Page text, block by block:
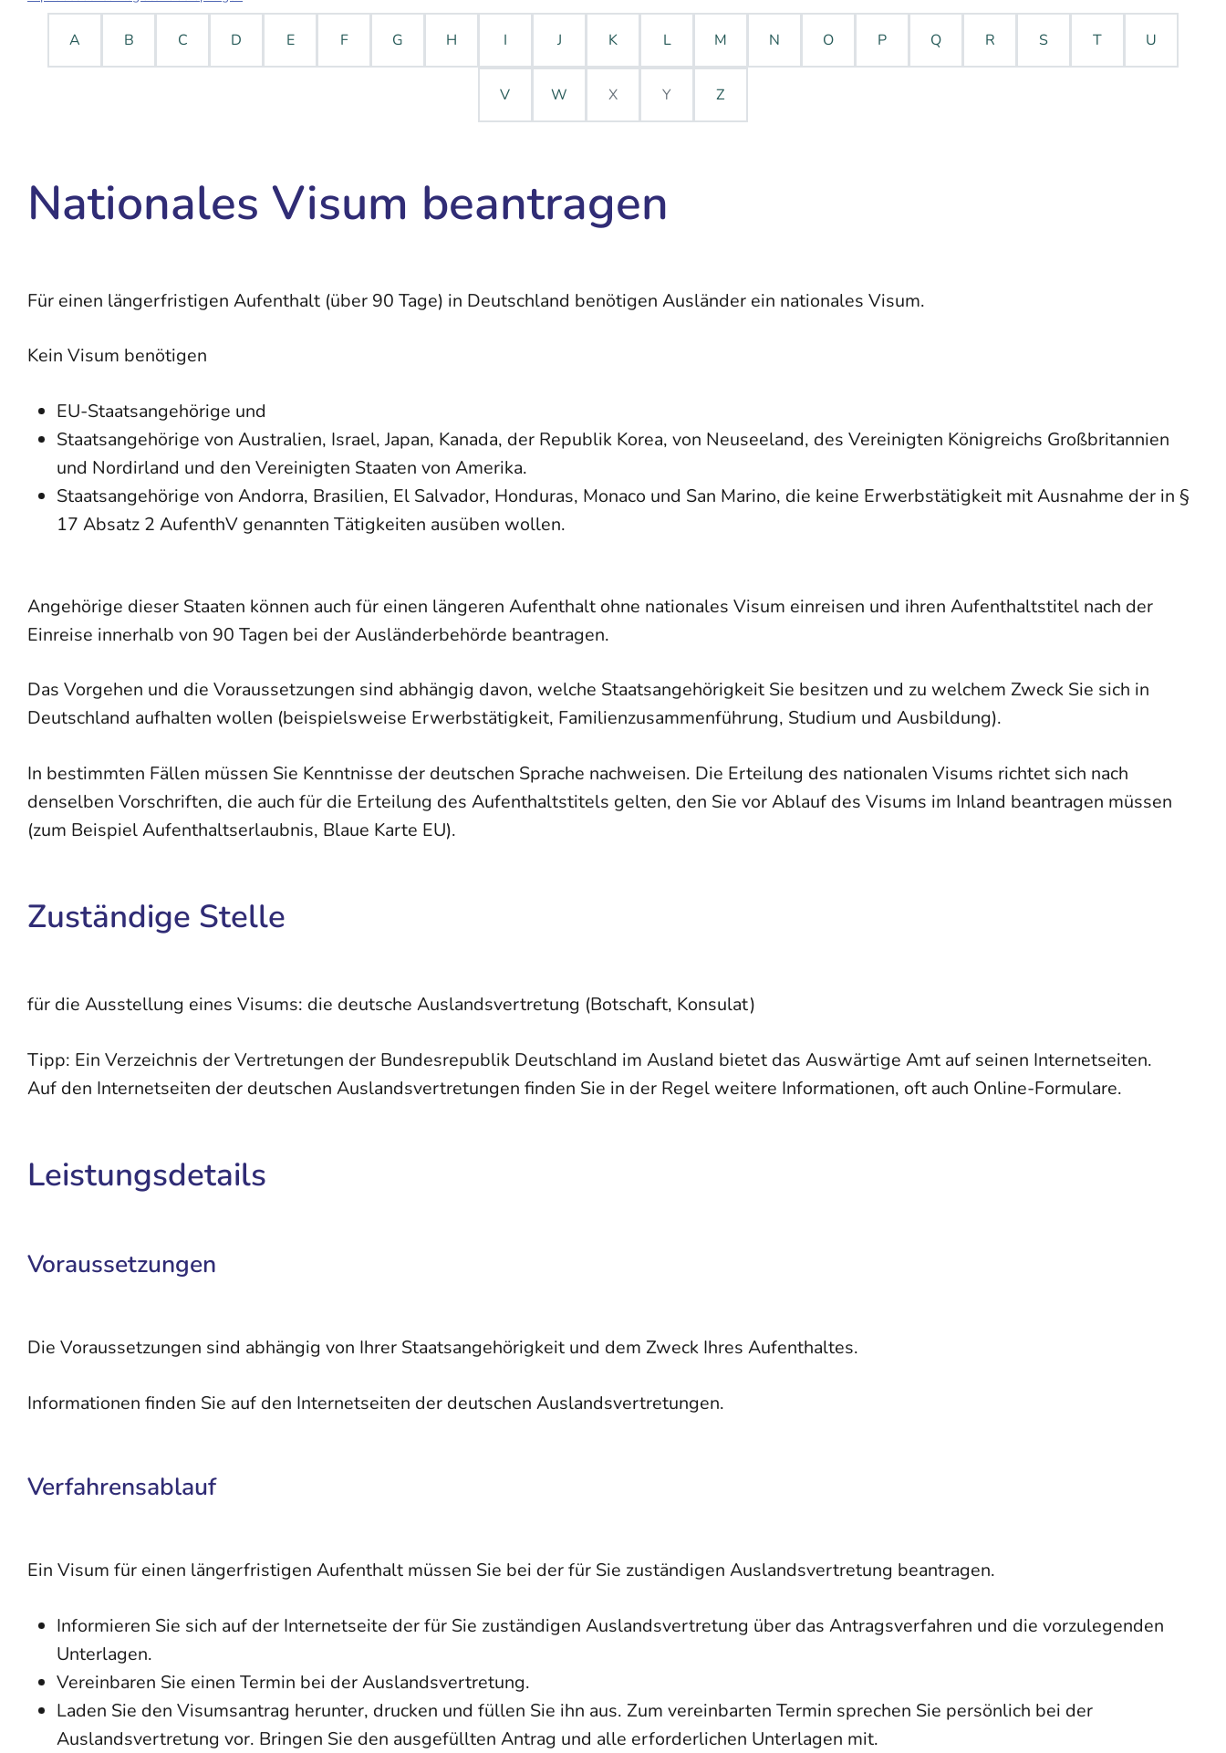
A B C D E F G H I J K L M N O P Q R S T U
V W X Y Z
Nationales Visum beantragen
Für einen längerfristigen Aufenthalt (über 90 Tage) in Deutschland benötigen Ausländer ein nationales Visum.
Kein Visum benötigen
EU-Staatsangehörige und
Staatsangehörige von Australien, Israel, Japan, Kanada, der Republik Korea, von Neuseeland, des Vereinigten Königreichs Großbritannien
und Nordirland und den Vereinigten Staaten von Amerika.
Staatsangehörige von Andorra, Brasilien, El Salvador, Honduras, Monaco und San Marino, die keine Erwerbstätigkeit mit Ausnahme der in §
17 Absatz 2 AufenthV genannten Tätigkeiten ausüben wollen.
Angehörige dieser Staaten können auch für einen längeren Aufenthalt ohne nationales Visum einreisen und ihren Aufenthaltstitel nach der
Einreise innerhalb von 90 Tagen bei der Ausländerbehörde beantragen.
Das Vorgehen und die Voraussetzungen sind abhängig davon, welche Staatsangehörigkeit Sie besitzen und zu welchem Zweck Sie sich in
Deutschland aufhalten wollen (beispielsweise Erwerbstätigkeit, Familienzusammenführung, Studium und Ausbildung).
In bestimmten Fällen müssen Sie Kenntnisse der deutschen Sprache nachweisen. Die Erteilung des nationalen Visums richtet sich nach
denselben Vorschriften, die auch für die Erteilung des Aufenthaltstitels gelten, den Sie vor Ablauf des Visums im Inland beantragen müssen
(zum Beispiel Aufenthaltserlaubnis, Blaue Karte EU).
Zuständige Stelle
für die Ausstellung eines Visums: die deutsche Auslandsvertretung (Botschaft, Konsulat)
Tipp: Ein Verzeichnis der Vertretungen der Bundesrepublik Deutschland im Ausland bietet das Auswärtige Amt auf seinen Internetseiten.
Auf den Internetseiten der deutschen Auslandsvertretungen finden Sie in der Regel weitere Informationen, oft auch Online-Formulare.
Leistungsdetails
Voraussetzungen
Die Voraussetzungen sind abhängig von Ihrer Staatsangehörigkeit und dem Zweck Ihres Aufenthaltes.
Informationen finden Sie auf den Internetseiten der deutschen Auslandsvertretungen.
Verfahrensablauf
Ein Visum für einen längerfristigen Aufenthalt müssen Sie bei der für Sie zuständigen Auslandsvertretung beantragen.
Informieren Sie sich auf der Internetseite der für Sie zuständigen Auslandsvertretung über das Antragsverfahren und die vorzulegenden
Unterlagen.
Vereinbaren Sie einen Termin bei der Auslandsvertretung.
Laden Sie den Visumsantrag herunter, drucken und füllen Sie ihn aus. Zum vereinbarten Termin sprechen Sie persönlich bei der
Auslandsvertretung vor. Bringen Sie den ausgefüllten Antrag und alle erforderlichen Unterlagen mit.